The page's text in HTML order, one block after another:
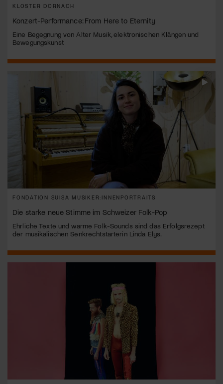
KLOSTER DORNACH
Konzert-Performance: From Here to Eternity
Eine Begegnung von Alter Musik, elektronischen Klängen und
Bewegungskunst
FONDATION SUISA MUSIKER:INNENPORTRAITS
Die starke neue Stimme im Schweizer Folk-Pop
Ehrliche Texte und warme Folk-Sounds sind das Erfolgsrezept
der musikalischen Senkrechtstarterin Linda Elys.